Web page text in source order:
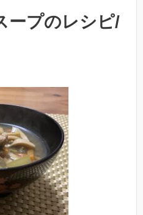
ープのレシピ/